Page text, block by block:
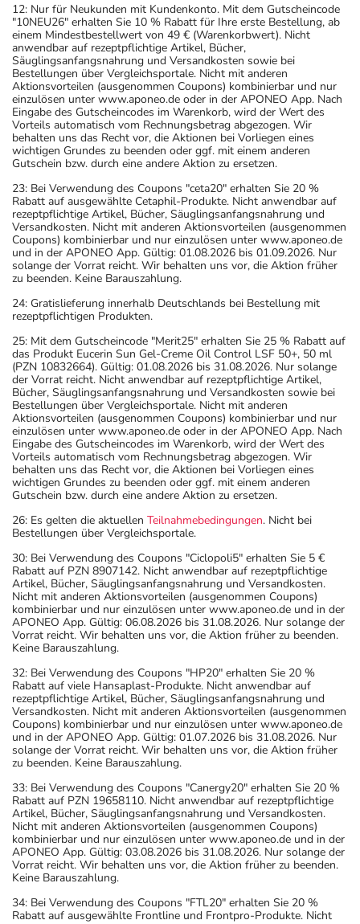
12: Nur für Neukunden mit Kundenkonto. Mit dem Gutscheincode
"10NEU26" erhalten Sie 10 % Rabatt für Ihre erste Bestellung, ab
einem Mindestbestellwert von 49 € (Warenkorbwert). Nicht
anwendbar auf rezeptpflichtige Artikel, Bücher,
Säuglingsanfangsnahrung und Versandkosten sowie bei
Bestellungen über Vergleichsportale. Nicht mit anderen
Aktionsvorteilen (ausgenommen Coupons) kombinierbar und nur
einzulösen unter www.aponeo.de oder in der APONEO App. Nach
Eingabe des Gutscheincodes im Warenkorb, wird der Wert des
Vorteils automatisch vom Rechnungsbetrag abgezogen. Wir
behalten uns das Recht vor, die Aktionen bei Vorliegen eines
wichtigen Grundes zu beenden oder ggf. mit einem anderen
Gutschein bzw. durch eine andere Aktion zu ersetzen.
23: Bei Verwendung des Coupons "ceta20" erhalten Sie 20 %
Rabatt auf ausgewählte Cetaphil-Produkte. Nicht anwendbar auf
rezeptpflichtige Artikel, Bücher, Säuglingsanfangsnahrung und
Versandkosten. Nicht mit anderen Aktionsvorteilen (ausgenommen
Coupons) kombinierbar und nur einzulösen unter www.aponeo.de
und in der APONEO App. Gültig: 01.08.2026 bis 01.09.2026. Nur
solange der Vorrat reicht. Wir behalten uns vor, die Aktion früher
zu beenden. Keine Barauszahlung.
24: Gratislieferung innerhalb Deutschlands bei Bestellung mit
rezeptpflichtigen Produkten.
25: Mit dem Gutscheincode "Merit25" erhalten Sie 25 % Rabatt auf
das Produkt Eucerin Sun Gel-Creme Oil Control LSF 50+, 50 ml
(PZN 10832664). Gültig: 01.08.2026 bis 31.08.2026. Nur solange
der Vorrat reicht. Nicht anwendbar auf rezeptpflichtige Artikel,
Bücher, Säuglingsanfangsnahrung und Versandkosten sowie bei
Bestellungen über Vergleichsportale. Nicht mit anderen
Aktionsvorteilen (ausgenommen Coupons) kombinierbar und nur
einzulösen unter www.aponeo.de oder in der APONEO App. Nach
Eingabe des Gutscheincodes im Warenkorb, wird der Wert des
Vorteils automatisch vom Rechnungsbetrag abgezogen. Wir
behalten uns das Recht vor, die Aktionen bei Vorliegen eines
wichtigen Grundes zu beenden oder ggf. mit einem anderen
Gutschein bzw. durch eine andere Aktion zu ersetzen.
26: Es gelten die aktuellen Teilnahmebedingungen. Nicht bei
Bestellungen über Vergleichsportale.
30: Bei Verwendung des Coupons "Ciclopoli5" erhalten Sie 5 €
Rabatt auf PZN 8907142. Nicht anwendbar auf rezeptpflichtige
Artikel, Bücher, Säuglingsanfangsnahrung und Versandkosten.
Nicht mit anderen Aktionsvorteilen (ausgenommen Coupons)
kombinierbar und nur einzulösen unter www.aponeo.de und in der
APONEO App. Gültig: 06.08.2026 bis 31.08.2026. Nur solange der
Vorrat reicht. Wir behalten uns vor, die Aktion früher zu beenden.
Keine Barauszahlung.
32: Bei Verwendung des Coupons "HP20" erhalten Sie 20 %
Rabatt auf viele Hansaplast-Produkte. Nicht anwendbar auf
rezeptpflichtige Artikel, Bücher, Säuglingsanfangsnahrung und
Versandkosten. Nicht mit anderen Aktionsvorteilen (ausgenommen
Coupons) kombinierbar und nur einzulösen unter www.aponeo.de
und in der APONEO App. Gültig: 01.07.2026 bis 31.08.2026. Nur
solange der Vorrat reicht. Wir behalten uns vor, die Aktion früher
zu beenden. Keine Barauszahlung.
33: Bei Verwendung des Coupons "Canergy20" erhalten Sie 20 %
Rabatt auf PZN 19658110. Nicht anwendbar auf rezeptpflichtige
Artikel, Bücher, Säuglingsanfangsnahrung und Versandkosten.
Nicht mit anderen Aktionsvorteilen (ausgenommen Coupons)
kombinierbar und nur einzulösen unter www.aponeo.de und in der
APONEO App. Gültig: 03.08.2026 bis 31.08.2026. Nur solange der
Vorrat reicht. Wir behalten uns vor, die Aktion früher zu beenden.
Keine Barauszahlung.
34: Bei Verwendung des Coupons "FTL20" erhalten Sie 20 %
Rabatt auf ausgewählte Frontline und Frontpro-Produkte. Nicht